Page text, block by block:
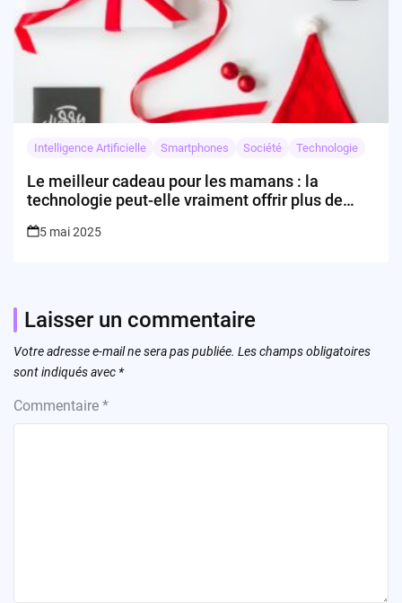
Intelligence Artificielle Smartphones Société Technologie
Le meilleur cadeau pour les mamans : la
technologie peut-elle vraiment offrir plus de
5 mai 2025
Laisser un commentaire
Votre adresse e-mail ne sera pas publiée. Les champs obligatoires
sont indiqués avec *
Commentaire *